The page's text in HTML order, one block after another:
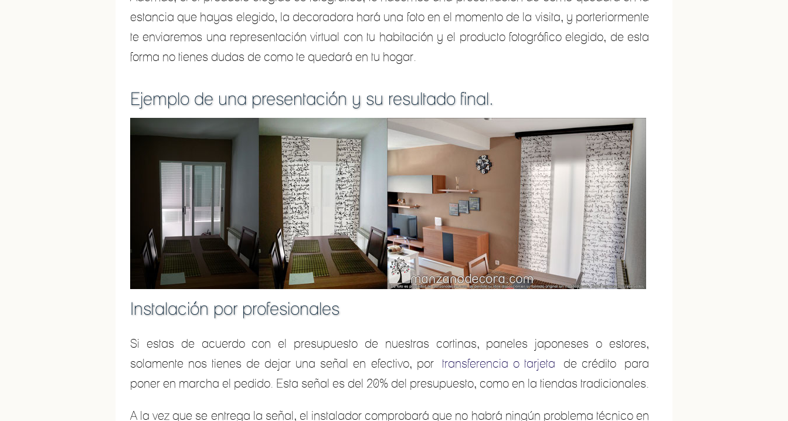
estancia que hayas elegido, la decoradora hará una foto en el momento de la visita, y porteriormente
te enviaremos una representación virtual con tu habitación y el producto fotográfico elegido, de esta
forma no tienes dudas de como te quedará en tu hogar.
Ejemplo de una presentación y su resultado final.
Instalación por profesionales
Si estas de acuerdo con el presupuesto de nuestras cortinas, paneles japoneses o estores,
solamente nos tienes de dejar una señal en efectivo, por transferencia o tarjeta de crédito para
poner en marcha el pedido. Esta señal es del 20% del presupuesto, como en la tiendas tradicionales.
A la vez que se entrega la señal, el instalador comprobará que no habrá ningún problema técnico en